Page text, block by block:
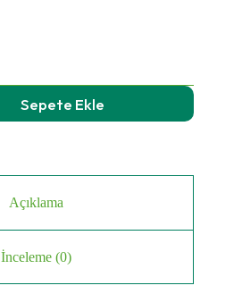
Sepete Ekle
Açıklama
İnceleme (0)